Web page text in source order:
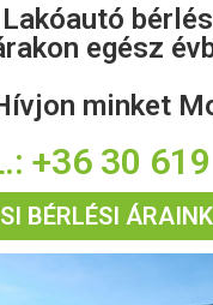
egész
minket
+36 30
BÉRLÉSI ÁRAINK